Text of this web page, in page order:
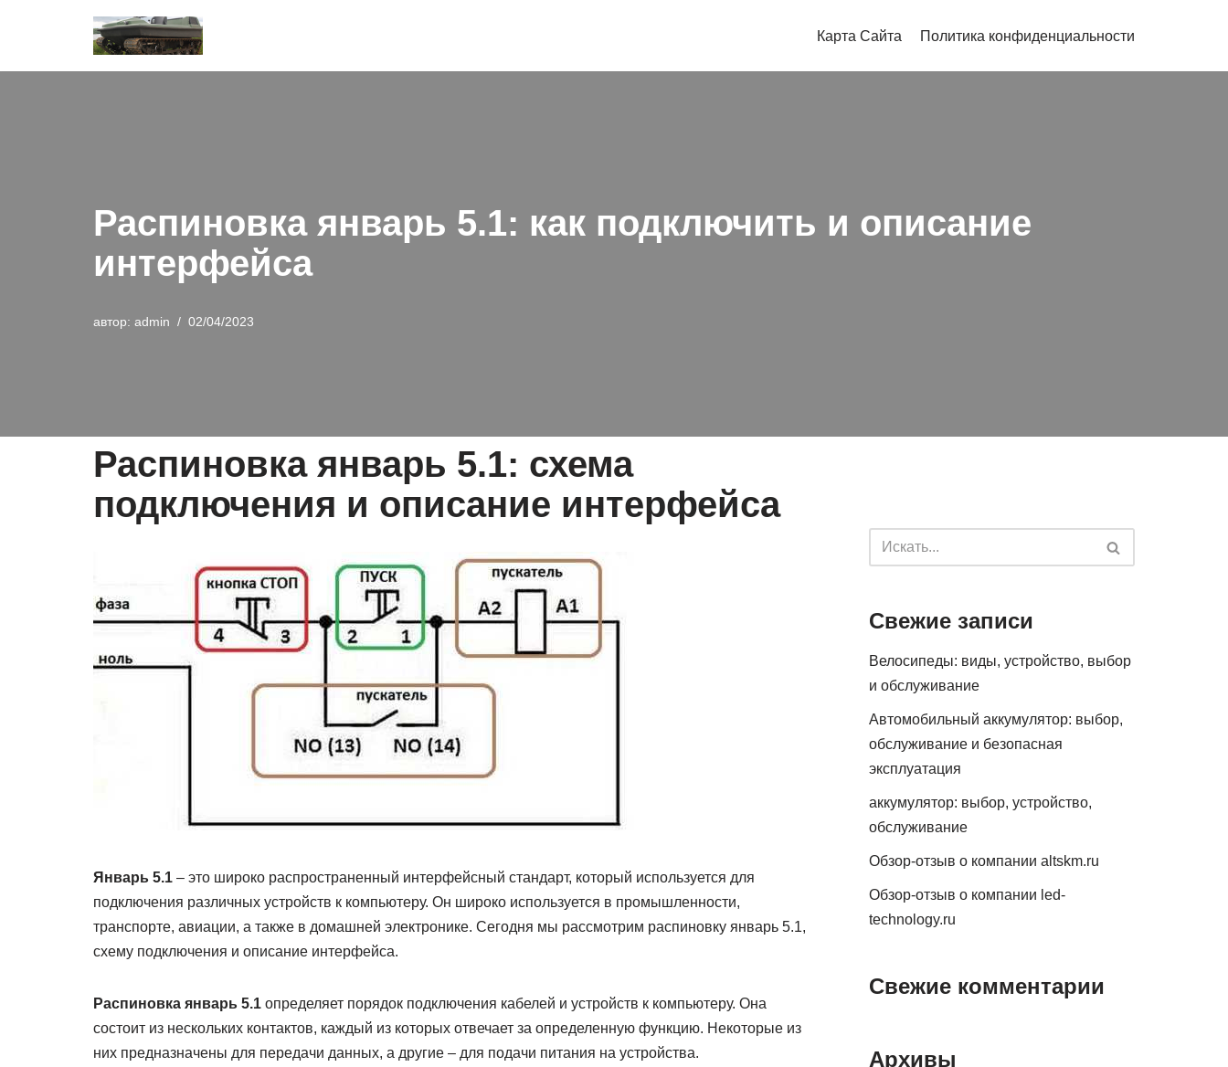
к
Карта Сайта Политика конфиденциальности
Распиновка январь 5.1: как подключить и описание
интерфейса
автор: admin 02/04/2023
Распиновка январь 5.1: схема
подключения и описание интерфейса
Январь 5.1 – это широко распространенный интерфейсный стандарт, который используется для
подключения различных устройств к компьютеру. Он широко используется в промышленности,
транспорте, авиации, а также в домашней электронике. Сегодня мы рассмотрим распиновку январь 5.1,
схему подключения и описание интерфейса.
Распиновка январь 5.1 определяет порядок подключения кабелей и устройств к компьютеру. Она
состоит из нескольких контактов, каждый из которых отвечает за определенную функцию. Некоторые из
них предназначены для передачи данных, а другие – для подачи питания на устройства.
Свежие записи
Велосипеды: виды, устройство, выбор
и обслуживание
Автомобильный аккумулятор: выбор,
обслуживание и безопасная
эксплуатация
аккумулятор: выбор, устройство,
обслуживание
Обзор-отзыв о компании altskm.ru
Обзор-отзыв о компании led-
technology.ru
Свежие комментарии
Архивы